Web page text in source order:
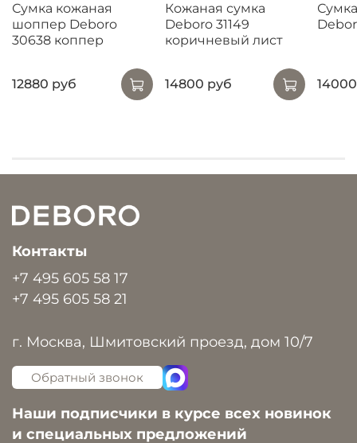
Сумка кожаная
шоппер Deboro
30638 коппер
12880 руб
Кожаная сумка
Deboro 31149
коричневый лист
14800 руб
Контакты
+7 495 605 58 17
+7 495 605 58 21
г. Москва, Шмитовский проезд, дом 10/7
Обратный звонок
Наши подписчики в курсе всех новинок
и специальных предложений